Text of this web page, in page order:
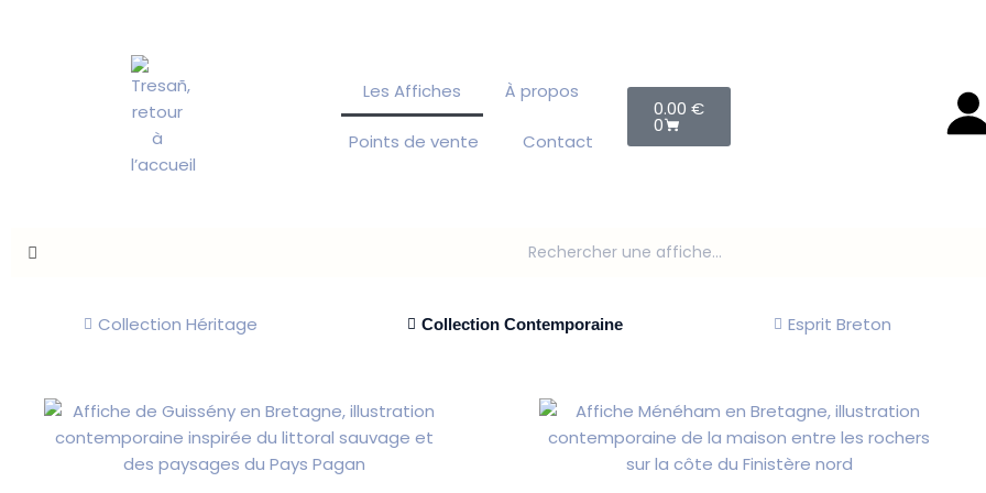
Les Affiches
À propos
Points de vente Contact
0.00 €
0
Panier
Collection Héritage Collection Contemporaine Esprit Breton
produit
a
plusieurs
produit
a
plusieurs